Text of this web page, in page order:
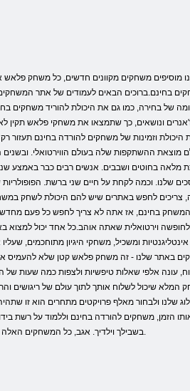
בחינם.ברוכים הבאים לעמודים של אתר
של בחירה, כמו גם את היכולת להוריד משחקים
ונושאים, כך שתמצאו את משחקי פלאש
וזמינות של משחקים להורדה בחינם תעזור
מוצאת ההשתקפות שלה בעולם הווירטואלי.
שלנו. וכמה לקחת על חיים שני ברשת.
צריכים לחפש באתרים שיש להם היכולת לשחק
בחינם, אז אתה לא צריך לחפש כל פעם מחדש
וירטואלית שאתה אוהב.כל אחד יכול למצוא
ומשכיל, משחקי היגיון מתוחכמים,
באתר שלנו - זה משחק פלאש קטן שלא
עונה אלפי שאלות טיפשיות ולצפות כמה שעות
שלנו ולבחור מאלף פרויקטים מתחרים הוא זו
הזמן, משחקים להורדה בחינם וללמוד על
בשבילך וילדיך. אגב, כל המשחקים האלה הם מתאימים לפעוטות. להציג את הילד שלך לאתר שלנו - ואתה יכול לשכוח מסנן בקרת הורים. זהו עולם של משחקים חינמיים לכולם.